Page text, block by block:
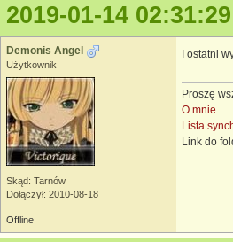
2019-01-14 02:31:29
Demonis Angel
Użytkownik
Skąd: Tarnów
Dołączył: 2010-08-18
I ostatni
Proszę
O mnie.
Lista
Link do
Offline